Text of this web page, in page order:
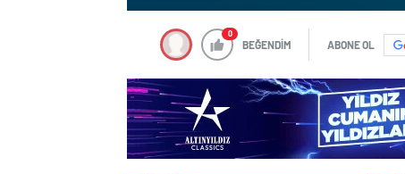
0
BEĞENDİM ABONE OL